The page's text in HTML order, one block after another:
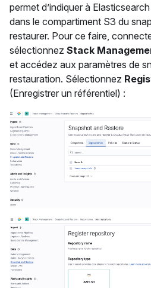
permet d’indiquer à
dans le compartiment S3 du
restaurer. Pour ce faire,
sélectionnez Stack
et accédez aux paramètres de
restauration. Sélectionnez
(Enregistrer un référentiel) :